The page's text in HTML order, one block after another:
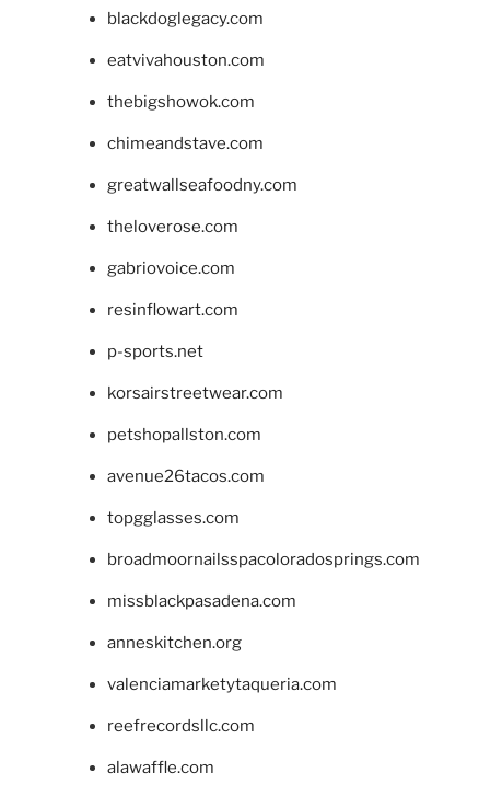
blackdoglegacy.com
eatvivahouston.com
thebigshowok.com
chimeandstave.com
greatwallseafoodny.com
theloverose.com
gabriovoice.com
resinflowart.com
p-sports.net
korsairstreetwear.com
petshopallston.com
avenue26tacos.com
topgglasses.com
broadmoornailsspacoloradosprings.com
missblackpasadena.com
anneskitchen.org
valenciamarketytaqueria.com
reefrecordsllc.com
alawaffle.com